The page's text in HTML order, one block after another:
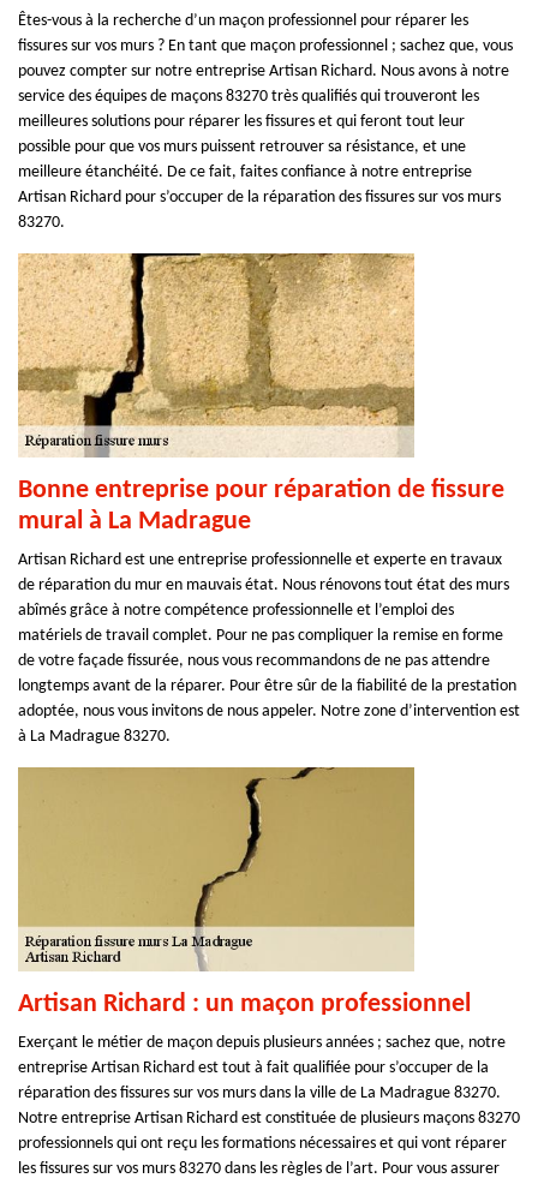
Êtes-vous à la recherche d’un maçon professionnel pour réparer les
fissures sur vos murs ? En tant que maçon professionnel ; sachez que, vous
pouvez compter sur notre entreprise Artisan Richard. Nous avons à notre
service des équipes de maçons 83270 très qualifiés qui trouveront les
meilleures solutions pour réparer les fissures et qui feront tout leur
possible pour que vos murs puissent retrouver sa résistance, et une
meilleure étanchéité. De ce fait, faites confiance à notre entreprise
Artisan Richard pour s’occuper de la réparation des fissures sur vos murs
83270.
Bonne entreprise pour réparation de fissure
mural à La Madrague
Artisan Richard est une entreprise professionnelle et experte en travaux
de réparation du mur en mauvais état. Nous rénovons tout état des murs
abîmés grâce à notre compétence professionnelle et l’emploi des
matériels de travail complet. Pour ne pas compliquer la remise en forme
de votre façade fissurée, nous vous recommandons de ne pas attendre
longtemps avant de la réparer. Pour être sûr de la fiabilité de la prestation
adoptée, nous vous invitons de nous appeler. Notre zone d’intervention est
à La Madrague 83270.
Artisan Richard : un maçon professionnel
Exerçant le métier de maçon depuis plusieurs années ; sachez que, notre
entreprise Artisan Richard est tout à fait qualifiée pour s’occuper de la
réparation des fissures sur vos murs dans la ville de La Madrague 83270.
Notre entreprise Artisan Richard est constituée de plusieurs maçons 83270
professionnels qui ont reçu les formations nécessaires et qui vont réparer
les fissures sur vos murs 83270 dans les règles de l’art. Pour vous assurer